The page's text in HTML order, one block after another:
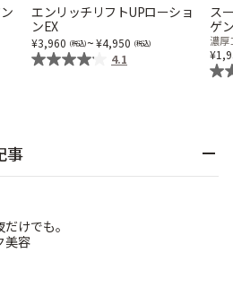
エンリッチリフトUPローショ
ンEX
3,960 ~ 4,950
4.1
ス
ゲ
濃厚
事
けでも。
美容